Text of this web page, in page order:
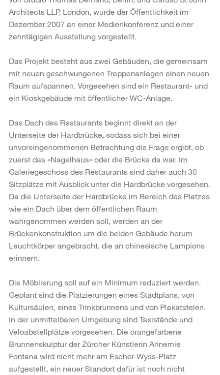
Architects LLP, London, wurde der Öffentlichkeit im
Dezember 2007 an einer Medienkonferenz und einer
zehntägigen Ausstellung vorgestellt.
Das Projekt besteht aus zwei Gebäuden, die gemeinsam
mit neuen geschwungenen Treppenanlagen einen neuen
Raum aufspannen. Vorgesehen sind ein Restaurant- und
ein Kioskgebäude mit öffentlicher WC-Anlage.
Das Dach des Restaurants beginnt direkt an der
Unterseite der Hardbrücke, sodass sich bei einer
unvoreingenommenen Betrachtung die Frage ergibt, ob
zuerst das «Nagelhaus» oder die Brücke da war. Im
Galeriegeschoss des Restaurants sind daher auch 30
Sitzplätze mit Ausblick unter die Hardbrücke vorgesehen.
Da die Unterseite der Hardbrücke im Bereich des Platzes
wie ein Dach über dem öffentlichen Raum
wahrgenommen werden soll, werden an der
Brückenkonstruktion um die beiden Gebäude herum
Leuchtkörper angebracht, die an chinesische Lampions
erinnern.
Die Möblierung soll auf ein Minimum reduziert werden.
Geplant sind die Platzierungen eines Stadtplans, von
Kultursäulen, eines Trinkbrunnens und von Plakatstelen.
In der unmittelbaren Umgebung sind Taxistände und
Veloabstellplätze vorgesehen. Die orangefarbene
Brunnenskulptur der Zürcher Künstlerin Annemie
Fontana wird nicht mehr am Escher-Wyss-Platz
aufgestellt, ein neuer Standort dafür ist noch nicht